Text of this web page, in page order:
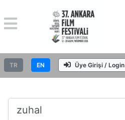
TR EN Üye Girişi / Login